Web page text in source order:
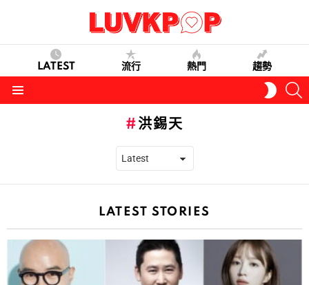
LATEST 流行 熱門 趨勢
SKIN
洪錫天
LATEST STORIES